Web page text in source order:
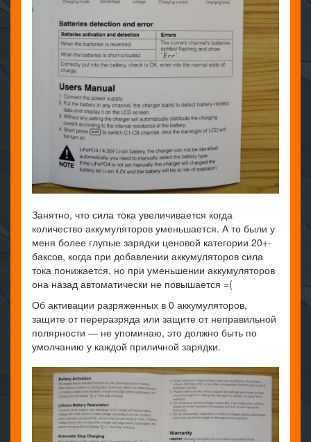
Занятно, что сила тока увеличивается когда
количество аккумуляторов уменьшается. А то были у
меня более глупые зарядки ценовой категории 20+-
баксов, когда при добавлении аккумуляторов сила
тока понижается, но при уменьшении аккумуляторов
она назад автоматически не повышается =(
Об активации разряженных в 0 аккумуляторов,
защите от переразряда или защите от неправильной
полярности — не упоминаю, это должно быть по
умолчанию у каждой приличной зарядки.